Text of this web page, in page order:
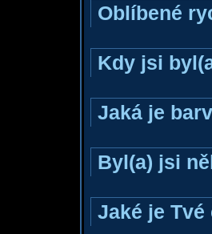
Oblíbené
Kdy jsi
Jaká je
Byl(a) jsi
Jaké je